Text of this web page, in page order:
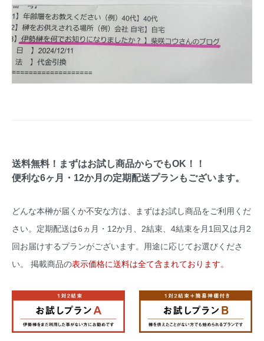
送料無料！まずはお試し商品からでもOK！！
便利な6ヶ月・12か月の定期配送プランもございます。
どんな本榊が届くか不安な方は、まずはお試し商品をご利用くだ
さい。定期配送は6ヵ月・12か月、2結束、4結束を月1回又は月2
回お届けするプランがございます。用途に応じてお選びくださ
い。 掲載商品の表示価格に送料は全て含まれております。